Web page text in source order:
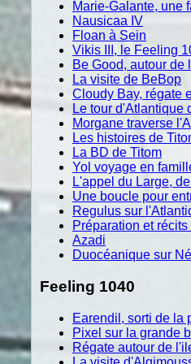
Marie-Galante, une
Nausicaa IV
Floan à Sein
Vikis III, le Feeling
Be Good, autour de
La visite de BeBop
Cloudy Bay, régate
Le tour d'Atlantique
Morgane traverse
Les histoires de
La BD de Titom
Yol voyage en
L'appel du Large,
Une boucle pour
Regulus sur
Préparation et
Azadi
Duocéanique sur
Feeling 1040
Earendil, sorti de la
Pixel sur la grande
Régate autour de